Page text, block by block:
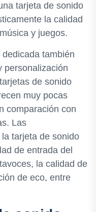
tarjeta de sonido
la calidad
y juegos.
también
personalización
de sonido
muy pocas
comparación con
Las
tarjeta de sonido
de entrada del
la calidad de
de eco, entre